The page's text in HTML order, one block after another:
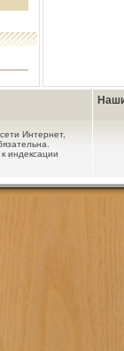
Интернет,
индексации